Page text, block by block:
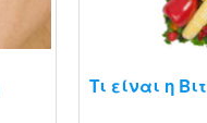
Τι είναι η